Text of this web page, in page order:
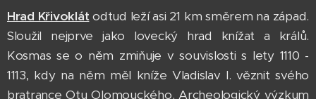
Hrad Křivoklát odtud leží asi 21 km směrem na západ.
Sloužil nejprve jako lovecký hrad knížat a králů.
Kosmas se o něm zmiňuje v souvislosti s lety 1110 -
1113, kdy na něm měl kníže Vladislav I. věznit svého
bratrance Otu Olomouckého. Archeologický výzkum